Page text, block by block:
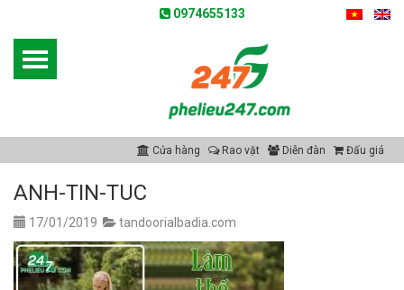
0974655133
Cửa hàng Rao vặt Diễn đàn Đấu giá
ANH-TIN-TUC
17/01/2019 tandoorialbadia.com